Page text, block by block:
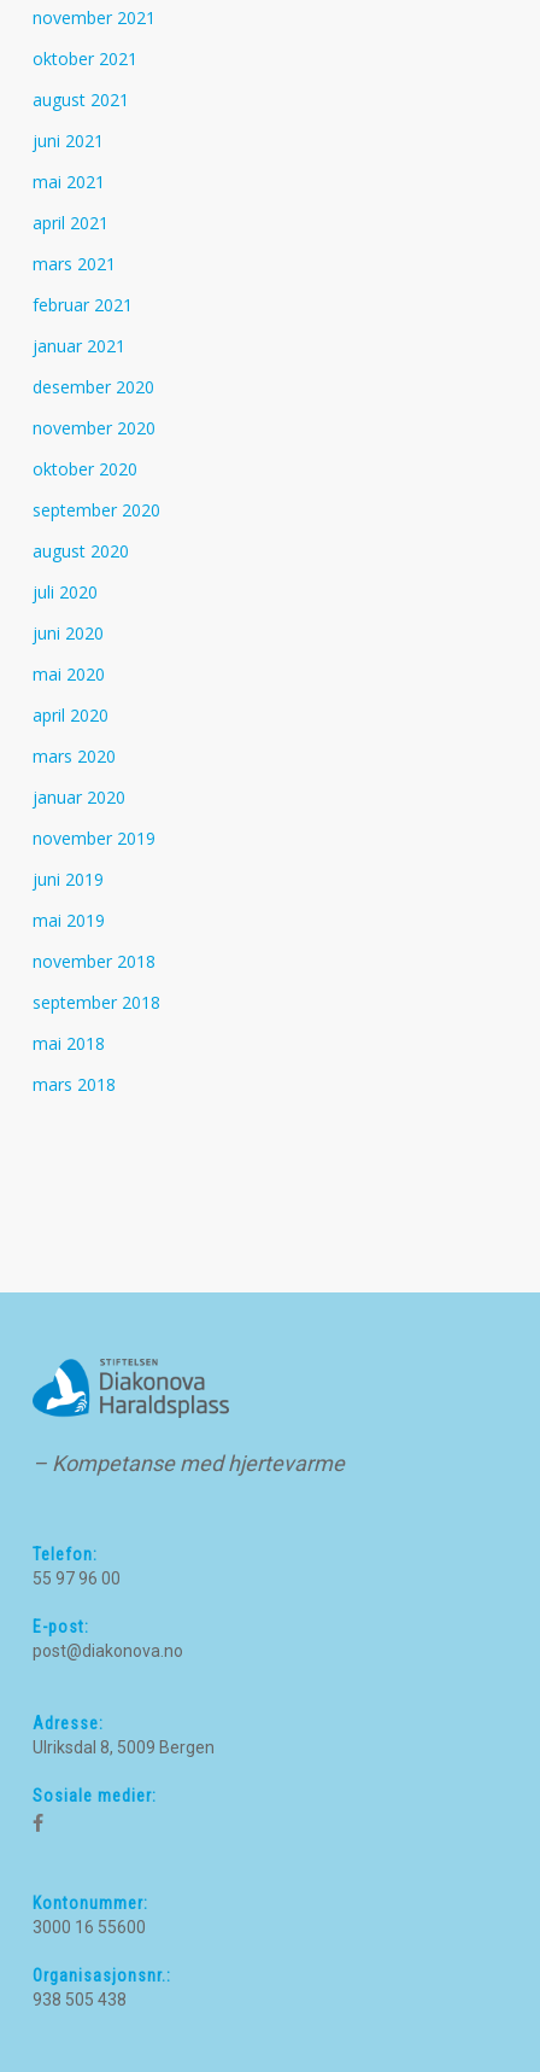
november 2021
oktober 2021
august 2021
juni 2021
mai 2021
april 2021
mars 2021
februar 2021
januar 2021
desember 2020
november 2020
oktober 2020
september 2020
august 2020
juli 2020
juni 2020
mai 2020
april 2020
mars 2020
januar 2020
november 2019
juni 2019
mai 2019
november 2018
september 2018
mai 2018
mars 2018
– Kompetanse med hjertevarme
Telefon:
55 97 96 00
E-post:
post@diakonova.no
Adresse:
Ulriksdal 8, 5009 Bergen
Sosiale medier:
Kontonummer:
3000 16 55600
Organisasjonsnr.:
938 505 438